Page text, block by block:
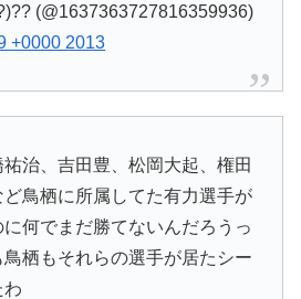
(@1637363727816359936)
+0000 2013
治、吉田豊、松岡大起、権田
鳥栖に所属してた有力選手が
何でまだ勝てないんだろうっ
栖もそれらの選手が居たシー
わ